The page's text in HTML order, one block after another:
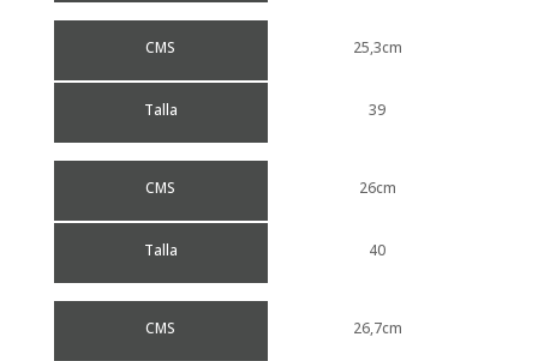
CMS
Talla
25,3cm
39
CMS
Talla
26cm
40
CMS 26,7cm